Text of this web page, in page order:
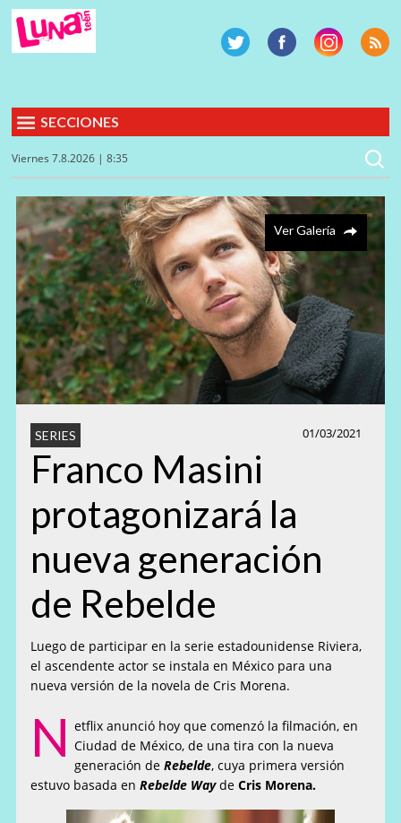
SECCIONES
Viernes 7.8.2026 | 8:35
Ver Galería
01/03/2021
SERIES
Franco Masini
protagonizará la
nueva generación
de Rebelde
Luego de participar en la serie estadounidense Riviera,
el ascendente actor se instala en México para una
nueva versión de la novela de Cris Morena.
N etflix anunció hoy que comenzó la filmación, en
Ciudad de México, de una tira con la nueva
generación deRebelde, cuya primera versión
estuvo basada enRebelde WaydeCris Morena.